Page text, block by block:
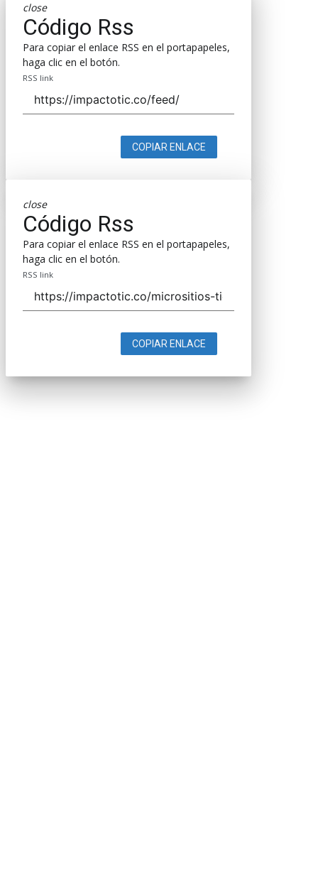
close
Código Rss
Para copiar el enlace RSS en el portapapeles,
haga clic en el botón.
RSS link
COPIAR ENLACE
close
Código Rss
Para copiar el enlace RSS en el portapapeles,
haga clic en el botón.
RSS link
COPIAR ENLACE